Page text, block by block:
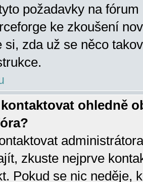
požadavky na
ke zkoušení
si, zda už se něco
ohledně
zkuste nejprve
Pokud se nic neděje,